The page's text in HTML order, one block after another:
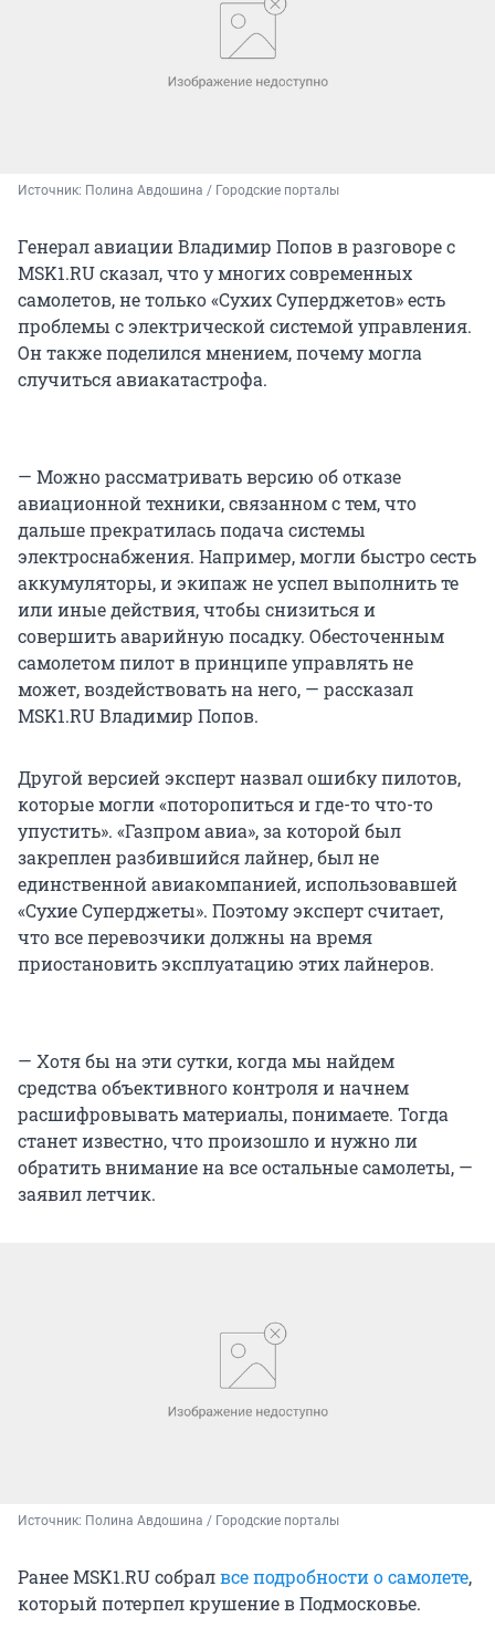
Источник: Полина Авдошина / Городские порталы
Генерал авиации Владимир Попов в разговоре с
MSK1.RU сказал, что у многих современных
самолетов, не только «Сухих Суперджетов» есть
проблемы с электрической системой управления.
Он также поделился мнением, почему могла
случиться авиакатастрофа.
— Можно рассматривать версию об отказе
авиационной техники, связанном с тем, что
дальше прекратилась подача системы
электроснабжения. Например, могли быстро сесть
аккумуляторы, и экипаж не успел выполнить те
или иные действия, чтобы снизиться и
совершить аварийную посадку. Обесточенным
самолетом пилот в принципе управлять не
может, воздействовать на него, — рассказал
MSK1.RU Владимир Попов.
Другой версией эксперт назвал ошибку пилотов,
которые могли «поторопиться и где-то что-то
упустить». «Газпром авиа», за которой был
закреплен разбившийся лайнер, был не
единственной авиакомпанией, использовавшей
«Сухие Суперджеты». Поэтому эксперт считает,
что все перевозчики должны на время
приостановить эксплуатацию этих лайнеров.
— Хотя бы на эти сутки, когда мы найдем
средства объективного контроля и начнем
расшифровывать материалы, понимаете. Тогда
станет известно, что произошло и нужно ли
обратить внимание на все остальные самолеты, —
заявил летчик.
Источник: Полина Авдошина / Городские порталы
Ранее MSK1.RU собралвсе подробности о самолете,
который потерпел крушение в Подмосковье.